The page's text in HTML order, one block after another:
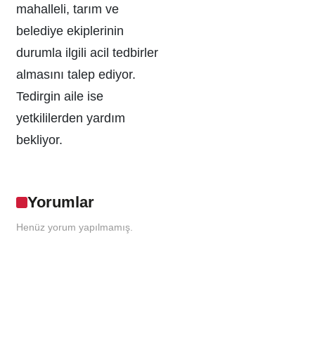
mahalleli, tarım ve
belediye ekiplerinin
durumla ilgili acil tedbirler
almasını talep ediyor.
Tedirgin aile ise
yetkililerden yardım
bekliyor.
Yorumlar
Henüz yorum yapılmamış.